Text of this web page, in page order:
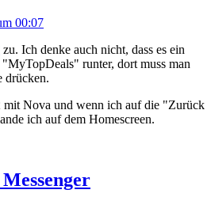
00:07
zu. Ich denke auch nicht, dass es ein
runter, dort muss man
drücken.
Nova und wenn ich auf die "Zurück
ich auf dem Homescreen.